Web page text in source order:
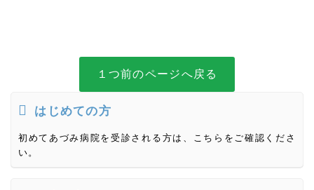
１つ前のページへ戻る
はじめての方
初めてあづみ病院を受診される方は、こちらをご確認くださ
い。